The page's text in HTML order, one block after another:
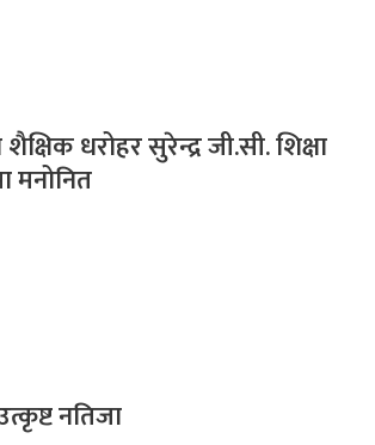
धरोहर सुरेन्द्र जी.सी. शिक्षा
मनोनित
नतिजा